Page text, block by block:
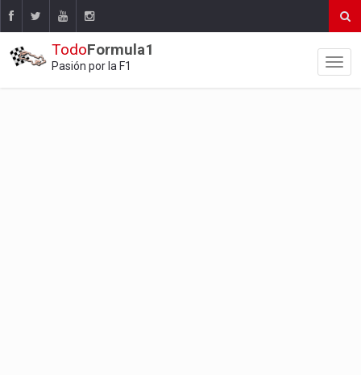
TodoFormula1
Pasión por la F1